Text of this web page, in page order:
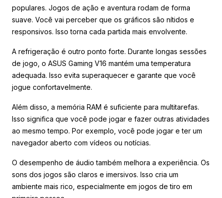
populares. Jogos de ação e aventura rodam de forma
suave. Você vai perceber que os gráficos são nítidos e
responsivos. Isso torna cada partida mais envolvente.
A refrigeração é outro ponto forte. Durante longas sessões
de jogo, o ASUS Gaming V16 mantém uma temperatura
adequada. Isso evita superaquecer e garante que você
jogue confortavelmente.
Além disso, a memória RAM é suficiente para multitarefas.
Isso significa que você pode jogar e fazer outras atividades
ao mesmo tempo. Por exemplo, você pode jogar e ter um
navegador aberto com vídeos ou notícias.
O desempenho de áudio também melhora a experiência. Os
sons dos jogos são claros e imersivos. Isso cria um
ambiente mais rico, especialmente em jogos de tiro em